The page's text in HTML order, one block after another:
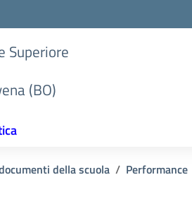
Superiore
(BO)
della scuola Performance